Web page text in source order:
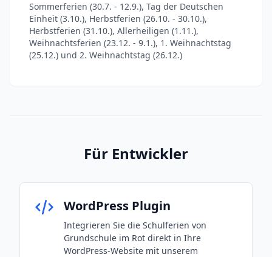
Sommerferien (30.7. - 12.9.), Tag der Deutschen
Einheit (3.10.), Herbstferien (26.10. - 30.10.),
Herbstferien (31.10.), Allerheiligen (1.11.),
Weihnachtsferien (23.12. - 9.1.), 1. Weihnachtstag
(25.12.) und 2. Weihnachtstag (26.12.)
Für Entwickler
WordPress Plugin
Integrieren Sie die Schulferien von
Grundschule im Rot direkt in Ihre
WordPress-Website mit unserem